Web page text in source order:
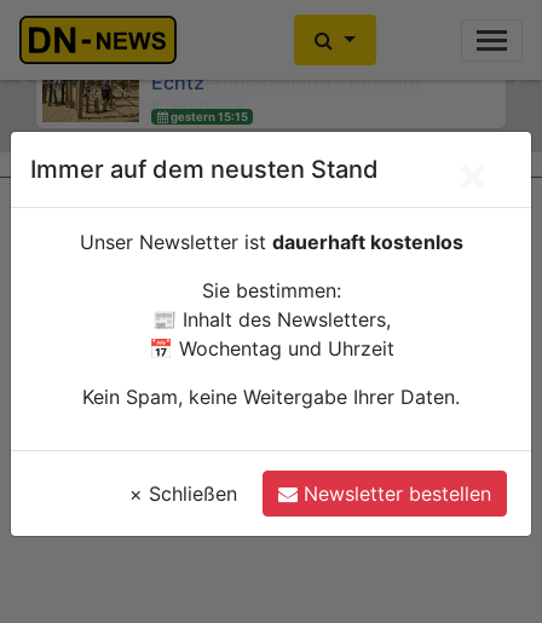
Kein Alkoholkonsum in der
Schwangerschaft: Interaktive
Wanderausstellung ZERO! im
Kreishaus
Düren
Verwaltung
Previous
Immer auf dem neusten Stand
Unser Newsletter ist dauerhaft kostenlos
Sie bestimmen:
📰 Inhalt des Newsletters,
📅 Wochentag und Uhrzeit
Kein Spam, keine Weitergabe Ihrer Daten.
× Schließen Newsletter bestellen